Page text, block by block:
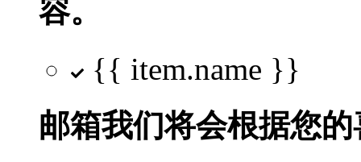
容。
{{ item.name }}
邮箱我们将会根据您